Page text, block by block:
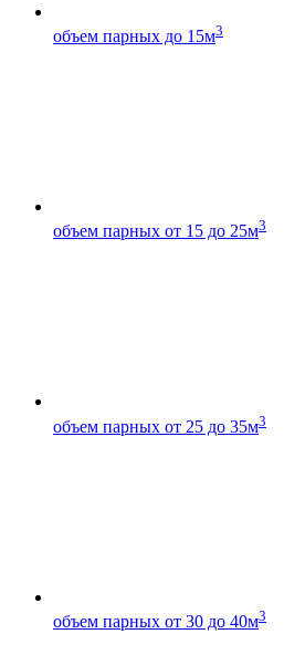
объем парных до 15м3
объем парных от 15 до 25м3
объем парных от 25 до 35м3
объем парных от 30 до 40м3